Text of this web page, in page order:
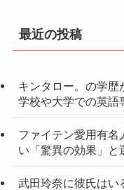
最近の投稿
キンタロー。の学歴
学校や大学での英語
ファイテン愛用有名
い「驚異の効果」と
武田玲奈に彼氏はい